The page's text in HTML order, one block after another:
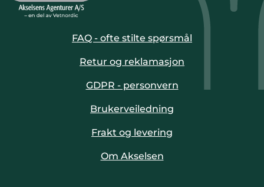
FAQ - ofte stilte spørsmål
Retur og reklamasjon
GDPR - personvern
Brukerveiledning
Frakt og levering
Om Akselsen